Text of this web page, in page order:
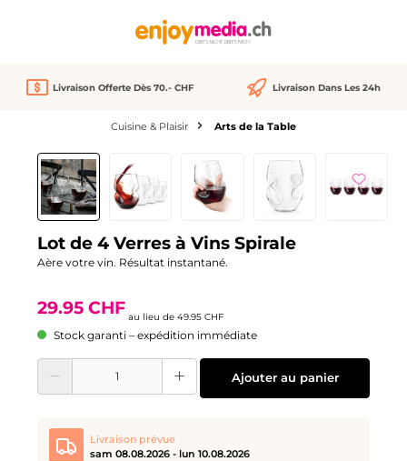
Livraison Offerte Dès 70.- CHF Livraison Dans Les 24h
Cuisine & Plaisir Arts de la Table
Ignorer la galerie d'images
-40%Réduction
Lot de 4 Verres à Vins Spirale
Aère votre vin. Résultat instantané.
29.95 CHF au lieu de 49.95 CHF
Stock garanti – expédition immédiate
Quantité de produit : Entrez la quantité souhaitée ou utilisez les boutons
Ajouter au panier
Livraison prévue
sam 08.08.2026 - lun 10.08.2026